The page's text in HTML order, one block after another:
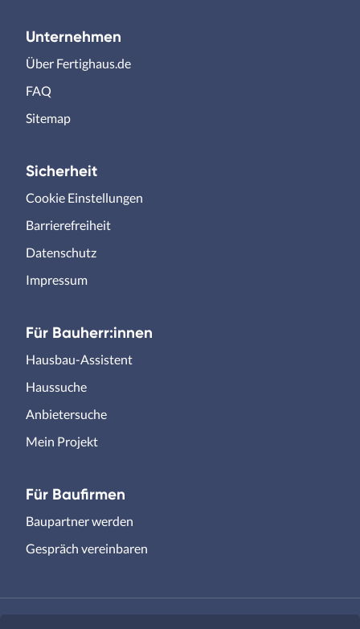
Unternehmen
Über Fertighaus.de
FAQ
Sitemap
Sicherheit
Cookie Einstellungen
Barrierefreiheit
Datenschutz
Impressum
Für Bauherr:innen
Hausbau-Assistent
Haussuche
Anbietersuche
Mein Projekt
Für Baufirmen
Baupartner werden
Gespräch vereinbaren